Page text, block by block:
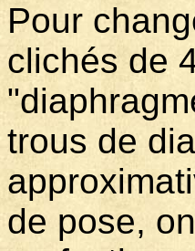
Pour
clichés de
trous de
de pose,